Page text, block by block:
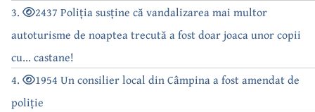
3.
2437 Poliția susține că vandalizarea mai multor
autoturisme de noaptea trecută a fost doar joaca unor copii
cu... castane!
4.
1954 Un consilier local din Câmpina a fost amendat de
poliție